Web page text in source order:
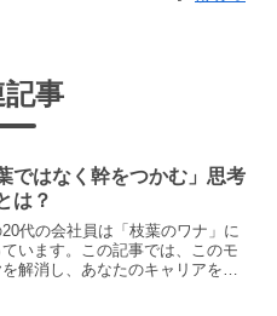
記事
ではなく幹をつかむ」思考
は？
代の会社員は「枝葉のワナ」に
います。この記事では、このモ
解消し、あなたのキャリアを根